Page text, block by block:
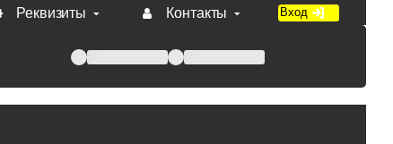
Реквизиты Контакты Вход
оплате по счету.